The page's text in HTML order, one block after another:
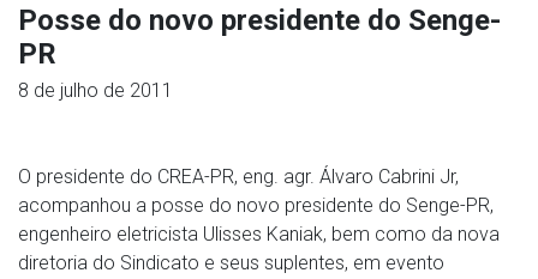
Posse do novo presidente do Senge-
PR
8 de julho de 2011
O presidente do CREA-PR, eng. agr. Álvaro Cabrini Jr,
acompanhou a posse do novo presidente do Senge-PR,
engenheiro eletricista Ulisses Kaniak, bem como da nova
diretoria do Sindicato e seus suplentes, em evento